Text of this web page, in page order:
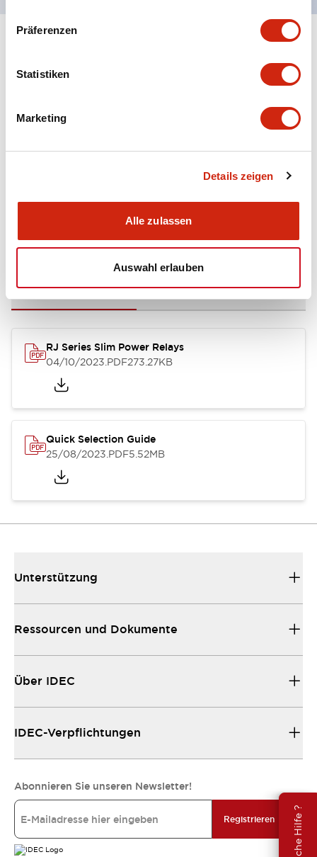
Präferenzen
Statistiken
Marketing
Details zeigen
Alle zulassen
Auswahl erlauben
Electrical Specifications
Electrical Specifications (coil rating)
Mechanical Specifications
Dokumente und Dateien
Kataloge & Broschüren CAD-Dateien Genehmigungen &
RJ Series Slim Power Relays
04/10/2023.PDF273.27KB
Quick Selection Guide
25/08/2023.PDF5.52MB
Unterstützung
Ressourcen und Dokumente
Über IDEC
IDEC-Verpflichtungen
Abonnieren Sie unseren Newsletter!
Registrieren